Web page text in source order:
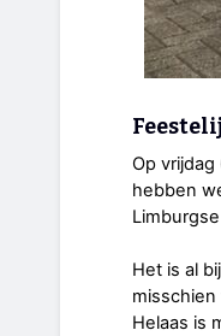
Op
hebben
Het is al
Helaas is